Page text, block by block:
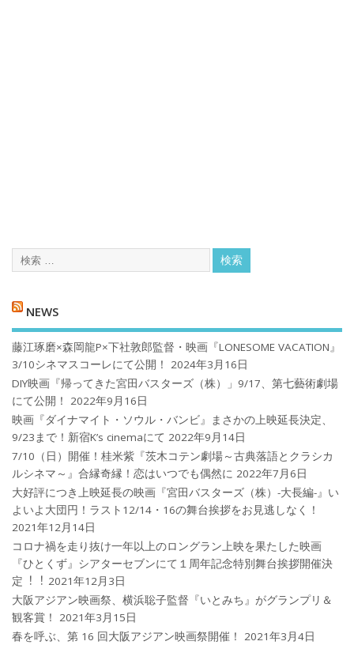
NEWS
藤江琢磨×森岡龍P×下社敦郎監督・映画『LONESOME VACATION』
3/10シネマスコーレにて公開！
2024年3月16日
DIY映画『帰ってきた宮田バスターズ（株）」9/17、第七藝術劇場
にて公開！
2022年9月16日
映画『ダイナマイト・ソウル・バンビ』まさかの上映延長決定、
9/23まで！新宿K’s cinemaにて 2022年9月14日
7/10（日）開催！桂米紫『茨木コテン劇場～古典落語とクラシカ
ルシネマ～』合縁奇縁！恋はいつでも偶然に 2022年7月6日
大好評につき上映延長の映画『宮田バスターズ（株）-大長編-』い
よいよ大団円！ラスト12/14・16の舞台挨拶をお見逃しなく！
2021年12月14日
コロナ禍を⾛り抜け⼀年以上のロングラン上映を果たした映画
『ひとくず』シアターセブンにて１周年記念特別舞台挨拶開催決
定︕︕ 2021年12月3日
大阪アジアン映画祭、横浜聡子監督『いとみち』がグランプリ＆
観客賞！
2021年3月15日
春を呼ぶ、第 16 回大阪アジアン映画祭開催！
2021年3月4日